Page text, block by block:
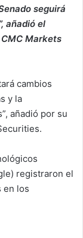
seguirá
añadió el
Markets
cambios
y la
añadió por su
registraron el
en los